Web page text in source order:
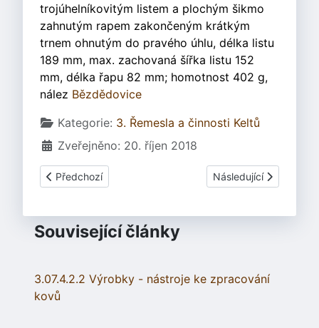
trojúhelníkovitým listem a plochým šikmo
zahnutým rapem zakončeným krátkým
trnem ohnutým do pravého úhlu, délka listu
189 mm, max. zachovaná šířka listu 152
mm, délka řapu 82 mm; homotnost 402 g,
nález Bězdědovice
Základní údaje
Kategorie: 3. Řemesla a činnosti Keltů
Zveřejněno: 20. říjen 2018
Předchozí článek: 3.07.4.2.5 Výrobky - nářadí v
Předchozí Další článek: 3.33
Následující
Související články
3.07.4.2.2 Výrobky - nástroje ke zpracování
kovů